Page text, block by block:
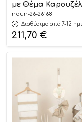
με Θέμα Καρουζέλ
Μπεζ-Offwhite
noun-26-26168
Διαθέσιμο από 7-12
211,70 €